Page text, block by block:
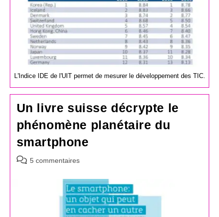
L'Indice IDE de l'UIT permet de mesurer le développement des TIC.
Un livre suisse décrypte le
phénomène planétaire du
smartphone
Commentaires
5 commentaires